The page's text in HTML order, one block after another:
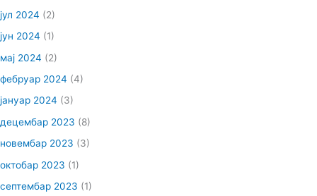
јул 2024 (2)
јун 2024 (1)
мај 2024 (2)
фебруар 2024 (4)
јануар 2024 (3)
децембар 2023 (8)
новембар 2023 (3)
октобар 2023 (1)
септембар 2023 (1)